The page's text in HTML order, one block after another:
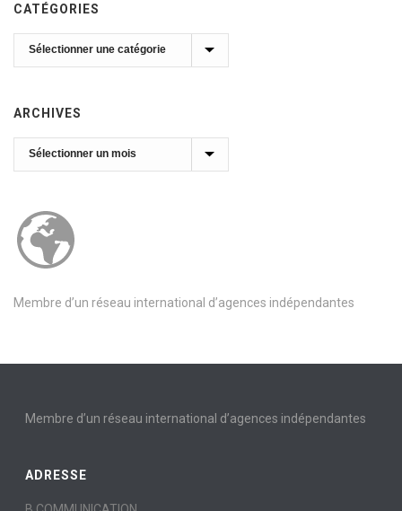
CATÉGORIES
Catégories
ARCHIVES
Archives
Membre d’un réseau international d’agences indépendantes
Membre d’un réseau international d’agences indépendantes
ADRESSE